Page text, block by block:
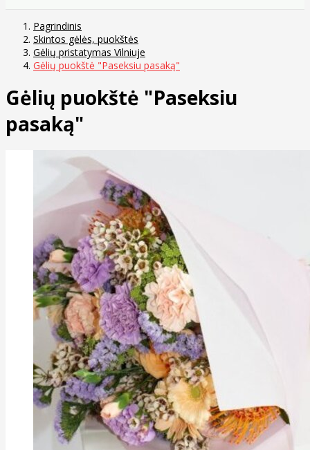
Pagrindinis
Skintos gėlės, puokštės
Gėlių pristatymas Vilniuje
Gėlių puokštė "Paseksiu pasaką"
Gėlių puokštė "Paseksiu
pasaką"